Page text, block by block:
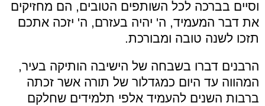
וסיים בברכה לכל השותפים הטובים, הם מחזיקים
את דבר המעמיד, ה' יהיה בעזרם, ה' יזכה אתכם
תזכו לשנה טובה ומבורכת.
הרבנים דברו בשבחה של הישיבה הותיקה בעיר,
המהווה עד היום כמגדלור של תורה אשר זכתה
ברבות השנים להעמיד אלפי תלמידים שחלקם